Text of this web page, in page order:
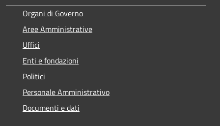
Organi di Governo
Aree Amministrative
Uffici
Enti e fondazioni
Politici
Personale Amministrativo
Documenti e dati